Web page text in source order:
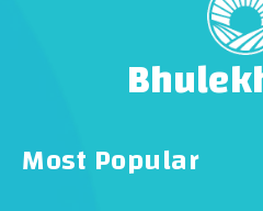
Most Popular